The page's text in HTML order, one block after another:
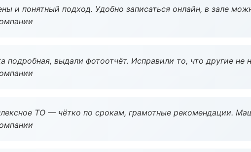
и понятный подход. Удобно записаться онлайн, в зале
подробная, выдали фотоотчёт. Исправили то, что другие не
ТО — чётко по срокам, грамотные рекомендации.